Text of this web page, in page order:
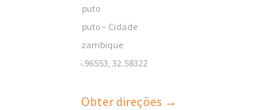
Maputo
Maputo – Cidade
Mozambique
-25.96553, 32.58322
Obter direções →